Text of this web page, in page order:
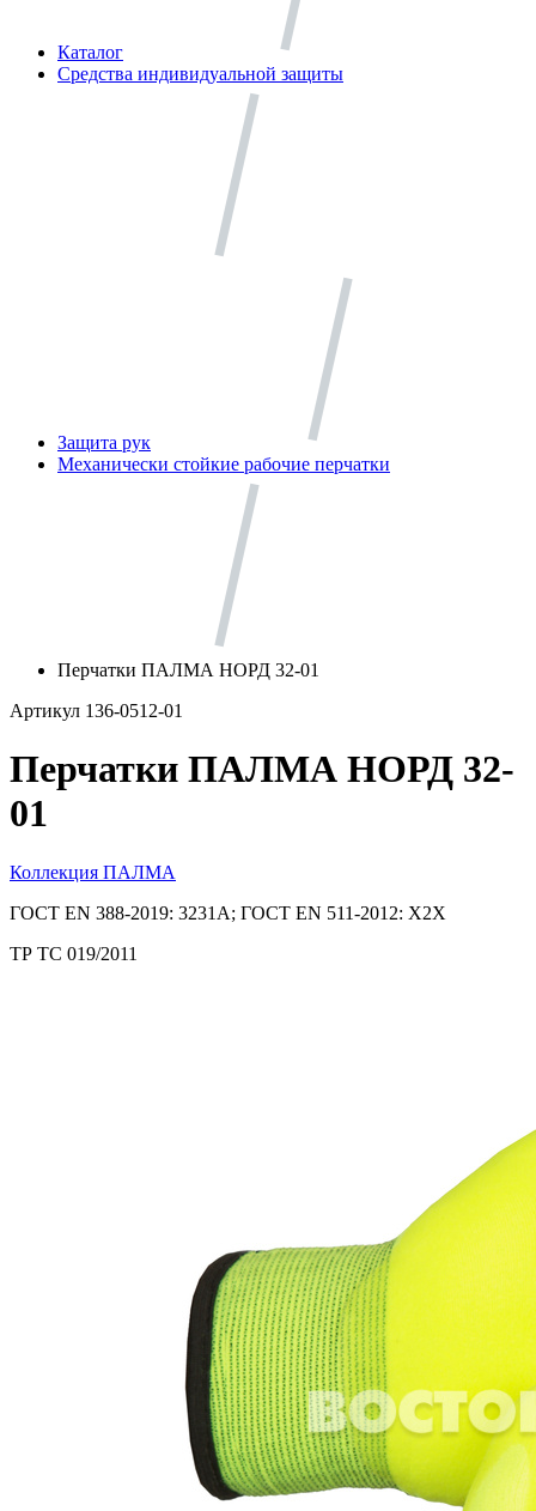
Каталог
Средства индивидуальной защиты
Защита рук
Механически стойкие рабочие перчатки
Перчатки ПАЛМА НОРД 32-01
Артикул 136-0512-01
Перчатки ПАЛМА НОРД 32-
01
Коллекция ПАЛМА
ГОСТ EN 388-2019: 3231А; ГОСТ EN 511-2012: Х2Х
ТР ТС 019/2011